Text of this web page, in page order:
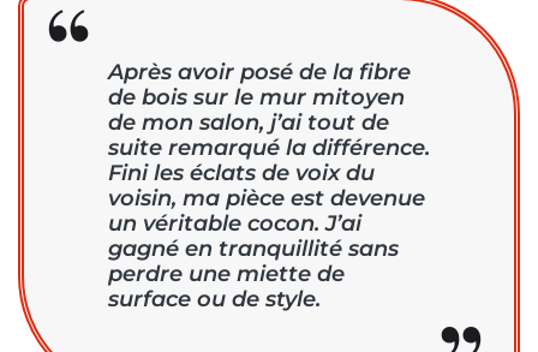
Après avoir posé de la fibre
de bois sur le mur mitoyen
de mon salon, j’ai tout de
suite remarqué la différence.
Fini les éclats de voix du
voisin, ma pièce est devenue
un véritable cocon. J’ai
gagné en tranquillité sans
perdre une miette de
surface ou de style.